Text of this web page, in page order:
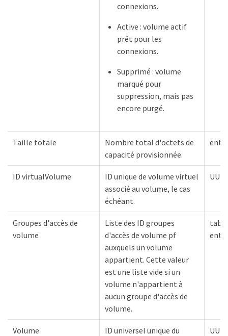
connexions.
Active : volume actif
prêt pour les
connexions.
Supprimé : volume
marqué pour
suppression, mais pas
encore purgé.
Taille totale
Nombre total d'octets de
capacité provisionnée.
ID virtualVolume
ID unique de volume virtuel
associé au volume, le cas
échéant.
UUID
Groupes d'accès de
volume
Liste des ID groupes
d'accès de volume pf
auxquels un volume
appartient. Cette valeur
est une liste vide si un
volume n'appartient à
aucun groupe d'accès de
volume.
Volume
ID universel unique du
UUID